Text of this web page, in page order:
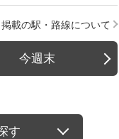
載の駅・路線について
今週末
す